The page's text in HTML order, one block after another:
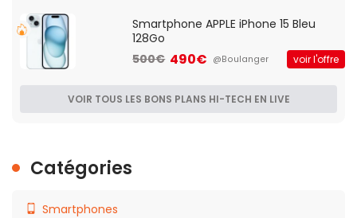
Smartphone APPLE iPhone 15 Bleu
128Go
500€ 490€ @Boulanger voir l'offre
VOIR TOUS LES BONS PLANS HI-TECH EN LIVE
Catégories
Smartphones